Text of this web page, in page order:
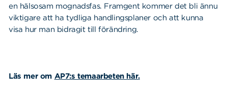
en hälsosam mognadsfas. Framgent kommer det bli ännu
viktigare att ha tydliga handlingsplaner och att kunna
visa hur man bidragit till förändring.
Läs mer om AP7:s temaarbeten här.